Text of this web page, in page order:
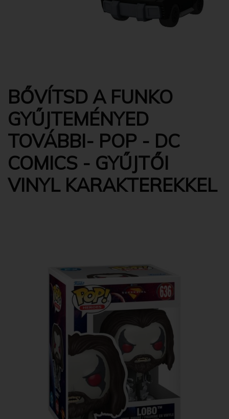
BŐVÍTSD A FUNKO
GYŰJTEMÉNYED
TOVÁBBI- POP - DC
COMICS - GYŰJTŐI
VINYL KARAKTEREKKEL